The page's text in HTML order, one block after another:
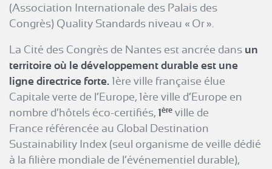
(Association Internationale des Palais des
Congrès) Quality Standards niveau « Or ».
La Cité des Congrès de Nantes est ancrée dans un
territoire où le développement durable est une
ligne directrice forte. 1ère ville française élue
Capitale verte de l’Europe, 1ère ville d’Europe en
nombre d’hôtels éco-certifiés, 1ère ville de
France référencée au Global Destination
Sustainability Index (seul organisme de veille dédié
à la filière mondiale de l’événementiel durable),